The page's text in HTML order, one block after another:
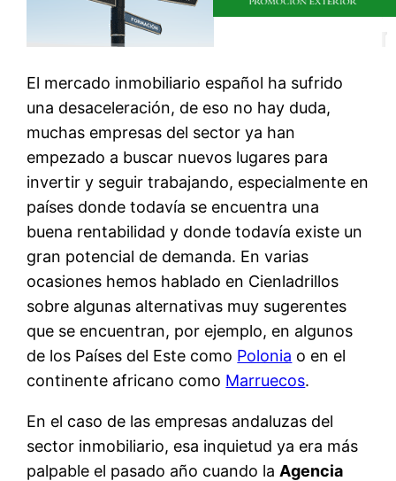
El mercado inmobiliario español ha sufrido
una desaceleración, de eso no hay duda,
muchas empresas del sector ya han
empezado a buscar nuevos lugares para
invertir y seguir trabajando, especialmente en
países donde todavía se encuentra una
buena rentabilidad y donde todavía existe un
gran potencial de demanda. En varias
ocasiones hemos hablado en Cienladrillos
sobre algunas alternativas muy sugerentes
que se encuentran, por ejemplo, en algunos
de los Países del Este como Polonia o en el
continente africano como Marruecos.
En el caso de las empresas andaluzas del
sector inmobiliario, esa inquietud ya era más
palpable el pasado año cuando la Agencia